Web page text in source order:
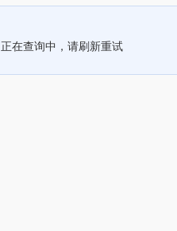
正在查询中，请刷新重试